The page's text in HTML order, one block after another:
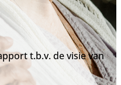
t.b.v. de visie van